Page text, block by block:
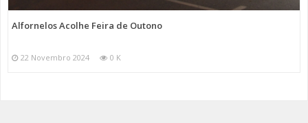
Alfornelos Acolhe Feira de Outono
22 Novembro 2024 0 K